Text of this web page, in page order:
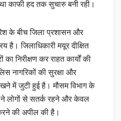
काफी हद तक सुचारु बनी रही।
के बीच जिला प्रशासन और
है। जिलाधिकारी मयूर दीक्षित
का निरीक्षण कर राहत कार्यों की
नागरिकों की सुरक्षा और
में जुटी हुई है। मौसम विभाग के
लोगों से सतर्क रहने और केवल
की अपील की है।